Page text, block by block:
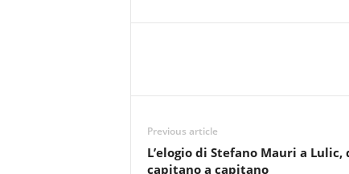
Previous article
L’elogio di Stefano Mauri a Lulic,
capitano a capitano